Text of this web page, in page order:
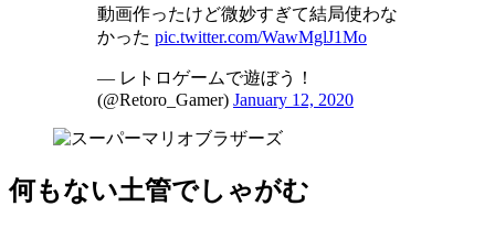
動画作ったけど微妙すぎて結局使わな
かった pic.twitter.com/WawMglJ1Mo
— レトロゲームで遊ぼう！
(@Retoro_Gamer) January 12, 2020
何もない土管でしゃがむ